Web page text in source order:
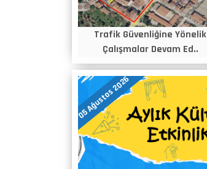
Trafik Güvenliğine Yönelik
Çalışmalar Devam Ed..
05 Ağustos 2026